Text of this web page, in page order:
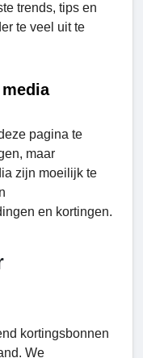
trends, tips en
te veel uit te
pagina te
maar
zijn moeilijk te
en kortingen.
kortingsbonnen
We